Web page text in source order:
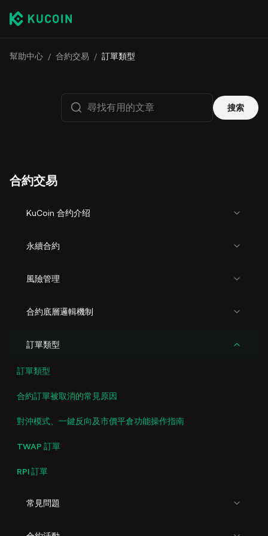
幫助中心 / 合約交易 / 訂單類型
搜索
合約交易
KuCoin 合约介绍
永續合約
風險管理
合約底層邏輯機制
訂單類型
訂單類型
合約訂單被取消的常見原因
對沖模式、一鍵反向及市價平倉功能操作指南
TWAP 訂單
RPI 訂單
常見問題